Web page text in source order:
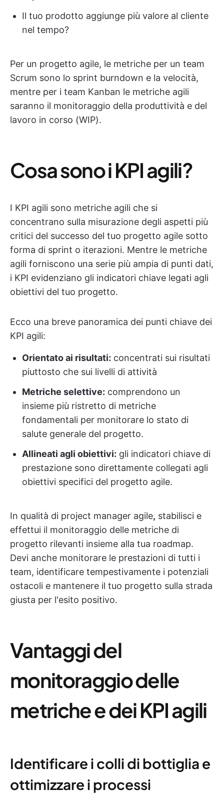
Il tuo prodotto aggiunge più valore al cliente
nel tempo?
Per un progetto agile, le metriche per un team
Scrum sono lo sprint burndown e la velocità,
mentre per i team Kanban le metriche agili
saranno il monitoraggio della produttività e del
lavoro in corso (WIP).
Cosa sono i KPI agili?
I KPI agili sono metriche agili che si
concentrano sulla misurazione degli aspetti più
critici del successo del tuo progetto agile sotto
forma di sprint o iterazioni. Mentre le metriche
agili forniscono una serie più ampia di punti dati,
i KPI evidenziano gli indicatori chiave legati agli
obiettivi del tuo progetto.
Ecco una breve panoramica dei punti chiave dei
KPI agili:
Orientato ai risultati: concentrati sui risultati
piuttosto che sui livelli di attività
Metriche selettive: comprendono un
insieme più ristretto di metriche
fondamentali per monitorare lo stato di
salute generale del progetto.
Allineati agli obiettivi: gli indicatori chiave di
prestazione sono direttamente collegati agli
obiettivi specifici del progetto agile.
In qualità di project manager agile, stabilisci e
effettui il monitoraggio delle metriche di
progetto rilevanti insieme alla tua roadmap.
Devi anche monitorare le prestazioni di tutti i
team, identificare tempestivamente i potenziali
ostacoli e mantenere il tuo progetto sulla strada
giusta per l'esito positivo.
Vantaggi del
monitoraggio delle
metriche e dei KPI agili
Identificare i colli di bottiglia e
ottimizzare i processi